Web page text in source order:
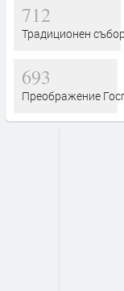
712
Традиционен
693
Преображение